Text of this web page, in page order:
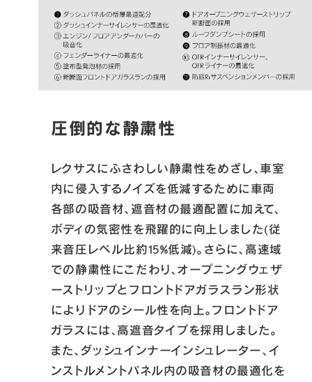
圧倒的な静粛性
レクサスにふさわしい静粛性をめざし、車室
内に侵入するノイズを低減するために車両
各部の吸音材、遮音材の最適配置に加えて、
ボディの気密性を飛躍的に向上しました(従
来音圧レベル比約15%低減)。さらに、高速域
での静粛性にこだわり、オープニングウェザ
ーストリップとフロントドアガラスラン形状
によりドアのシール性を向上。フロントドア
ガラスには、高遮音タイプを採用しました。
また、ダッシュインナーインシュレーター、イ
ンストルメントパネル内の吸音材の最適化を